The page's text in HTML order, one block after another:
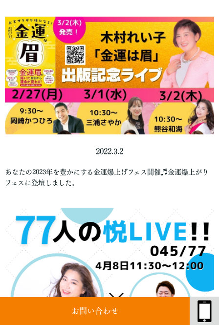
お問い合わせ
2022.3.2
あなたの2023年を豊かにする金運爆上げフェス開催♬金運爆上がり
フェスに登壇しました。